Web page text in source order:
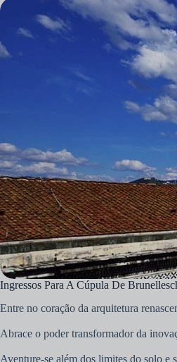
Ingressos Para A Cúpula De
Entre no coração da arquitetura
Abrace o poder transformador da
Aventure-se além dos limites do solo e